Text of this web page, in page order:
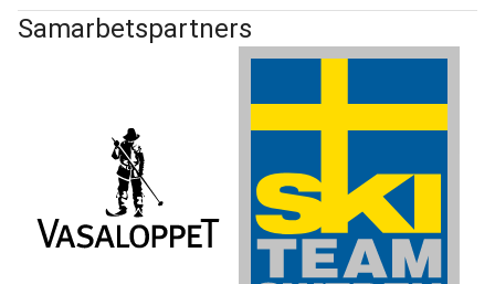
Samarbetspartners